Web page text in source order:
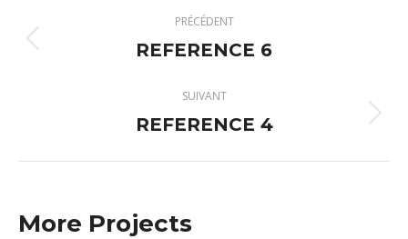
de
commentaire
PRÉCÉDENT
Onglet
REFERENCE 6
SUIVANT
Projets
REFERENCE 4
More Projects